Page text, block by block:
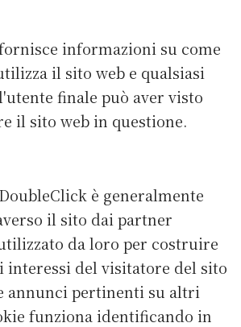
informazioni su come
il sito web e qualsiasi
finale può aver visto
il sito web in questione.
è generalmente
il sito dai partner
da loro per costruire
interessi del visitatore del sito
annunci pertinenti su altri
funziona identificando in